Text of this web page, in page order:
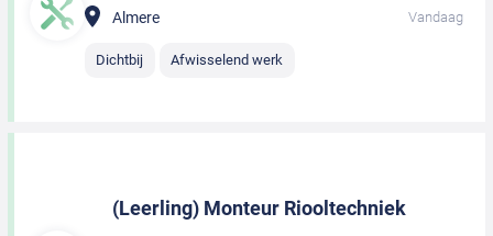
Almere Vandaag
Dichtbij Afwisselend werk
(Leerling) Monteur Riooltechniek